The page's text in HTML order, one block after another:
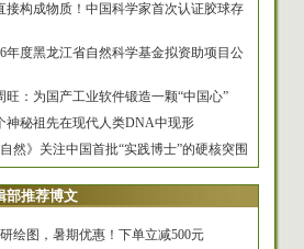
接构成物质！中国科学家首次认证胶球存
年度黑龙江省自然科学基金拟资助项目公
旺：为国产工业软件锻造一颗“中国心”
神秘祖先在现代人类DNA中现形
自然》关注中国首批“实践博士”的硬核突围
部推荐博文
绘图，暑期优惠！下单立减500元